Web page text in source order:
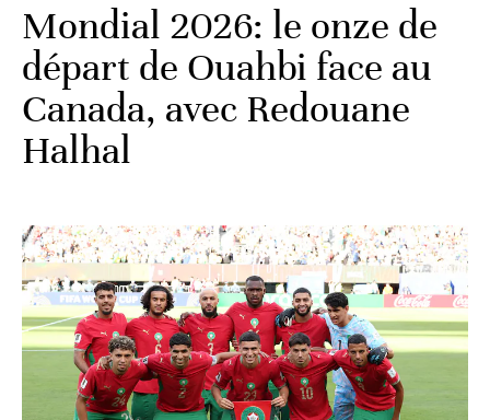
Mondial 2026: le onze de
départ de Ouahbi face au
Canada, avec Redouane
Halhal